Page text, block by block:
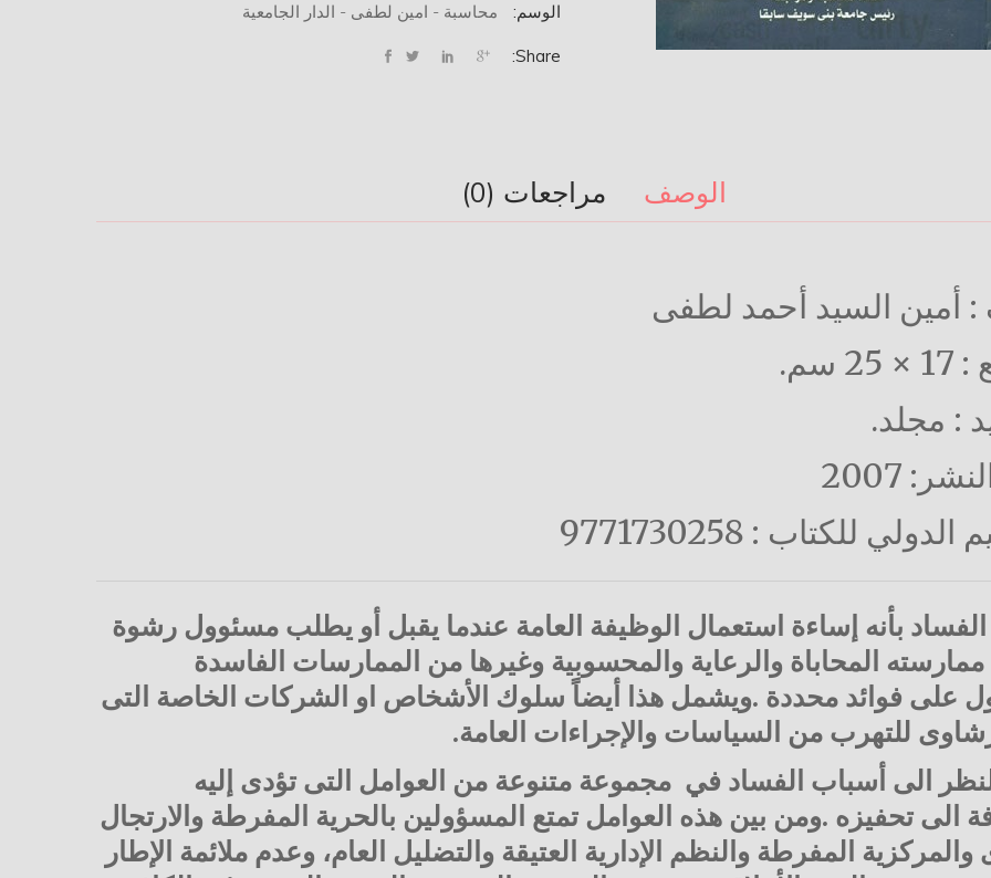
الوسم: محاسبة - امين لطفى - الدار الجامعية
Share:
الوصف مراجعات (0)
: أمين السيد أحمد لطفى
سم
.
: مجلد.
2007
الدولي للكتاب : 9771730258
بأنه إساءة استعمال الوظيفة العامة عندما يقبل أو يطلب مسئوول رشوة
ممارسته المحاباة والرعاية والمحسوبية وغيرها من الممارسات الفاسدة
على فوائد محددة .ويشمل هذا أيضاً سلوك الأشخاص او الشركات الخاصة التى
للتهرب من السياسات والإجراءات العامة.
الى أسباب الفساد في مجموعة متنوعة من العوامل التى تؤدى إليه
الى تحفيزه .ومن بين هذه العوامل تمتع المسؤولين بالحرية المفرطة والارتجال
والمركزية المفرطة والنظم الإدارية العتيقة والتضليل العام، وعدم ملائمة الإطار